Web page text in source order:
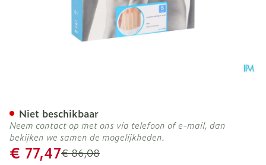
Adviesprijs
€ 86,08
Promotie prijs
€ 77,47
Niet beschikbaar
Neem contact op met ons via telefoon of e-mail, dan
bekijken we samen de mogelijkheden.